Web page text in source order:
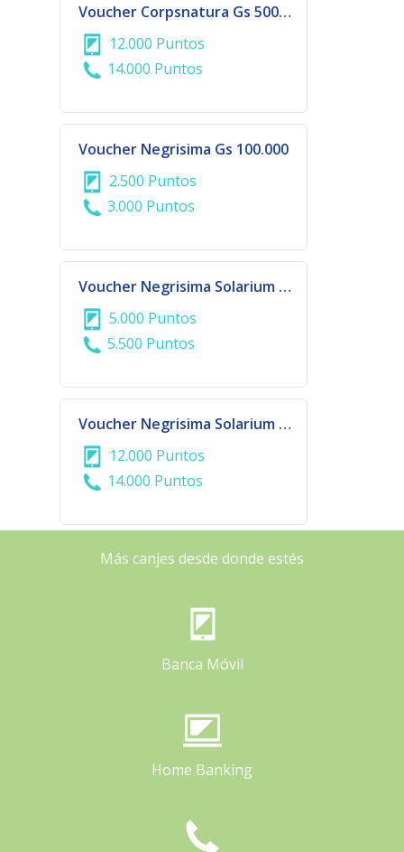
Voucher Corpsnatura Gs 500.000
12.000 Puntos
14.000 Puntos
Voucher Negrisima Gs 100.000
2.500 Puntos
3.000 Puntos
Voucher Negrisima Solarium Gs 200.000
5.000 Puntos
5.500 Puntos
Voucher Negrisima Solarium Gs 500.000
12.000 Puntos
14.000 Puntos
Más canjes desde donde estés
Banca Móvil
Home Banking